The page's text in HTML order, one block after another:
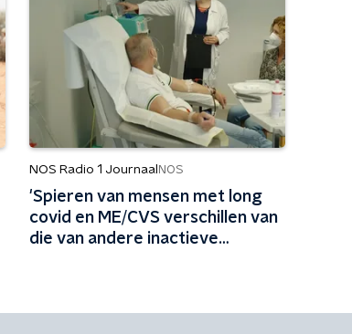
NOS Radio 1 Journaal NOS
'Spieren van mensen met long
covid en ME/CVS verschillen van
die van andere inactieve